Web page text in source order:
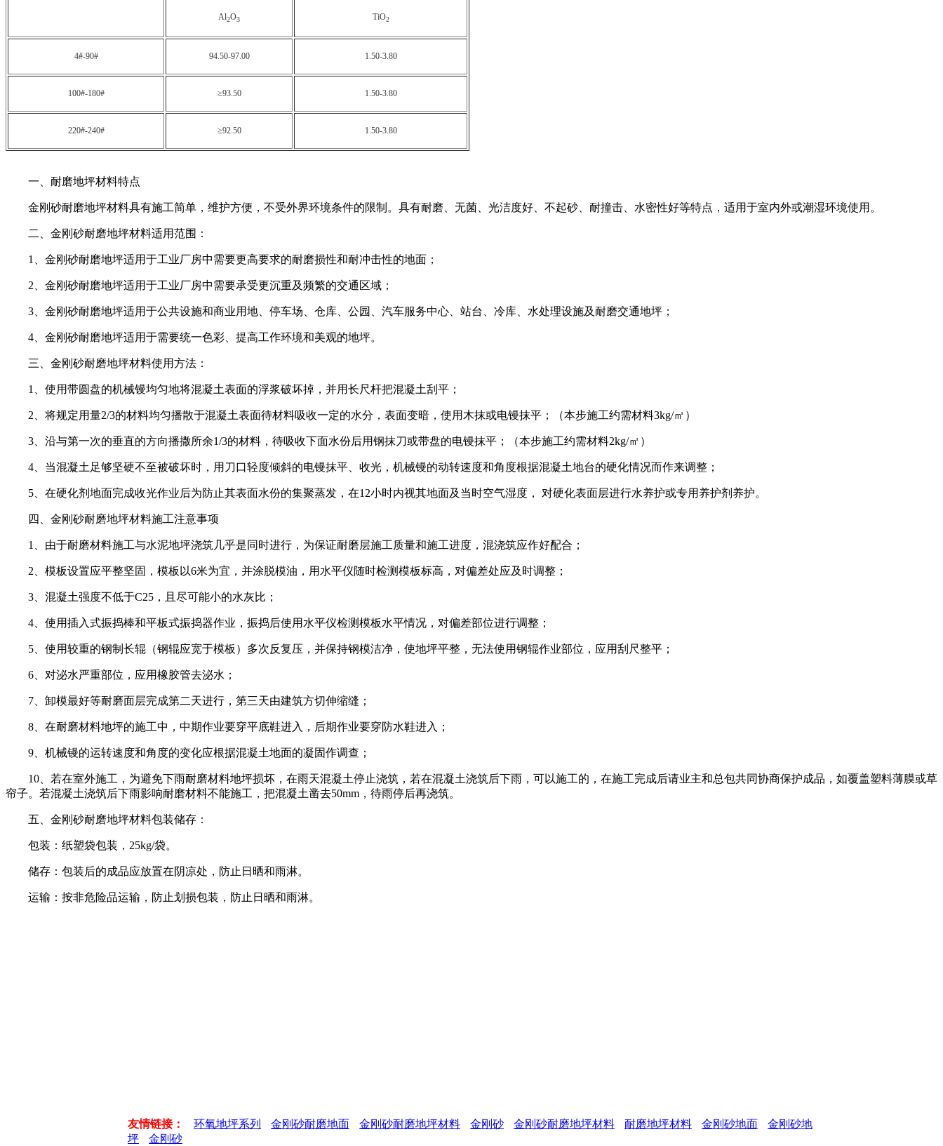
Al2O3 TiO2
4#-90# 94.50-97.00 1.50-3.80
100#-180# ≥93.50 1.50-3.80
220#-240# ≥92.50 1.50-3.80
一、耐磨地坪材料特点
金刚砂耐磨地坪材料具有施工简单，维护方便，不受外界环境条件的限制。具有耐磨、无菌、光洁度好、不起砂、耐撞击、水密性好等特点，适用于室内外或潮湿环境使用。
二、金刚砂耐磨地坪材料适用范围：
1、金刚砂耐磨地坪适用于工业厂房中需要更高要求的耐磨损性和耐冲击性的地面；
2、金刚砂耐磨地坪适用于工业厂房中需要承受更沉重及频繁的交通区域；
3、金刚砂耐磨地坪适用于公共设施和商业用地、停车场、仓库、公园、汽车服务中心、站台、冷库、水处理设施及耐磨交通地坪；
4、金刚砂耐磨地坪适用于需要统一色彩、提高工作环境和美观的地坪。
三、金刚砂耐磨地坪材料使用方法：
1、使用带圆盘的机械镘均匀地将混凝土表面的浮浆破坏掉，并用长尺杆把混凝土刮平；
2、将规定用量2/3的材料均匀播散于混凝土表面待材料吸收一定的水分，表面变暗，使用木抹或电镘抹平；（本步施工约需材料3kg/㎡）
3、沿与第一次的垂直的方向播撒所余1/3的材料，待吸收下面水份后用钢抹刀或带盘的电镘抹平；（本步施工约需材料2kg/㎡）
4、当混凝土足够坚硬不至被破坏时，用刀口轻度倾斜的电镘抹平、收光，机械镘的动转速度和角度根据混凝土地台的硬化情况而作来调整；
5、在硬化剂地面完成收光作业后为防止其表面水份的集聚蒸发，在12小时内视其地面及当时空气湿度， 对硬化表面层进行水养护或专用养护剂养护。
四、金刚砂耐磨地坪材料施工注意事项
1、由于耐磨材料施工与水泥地坪浇筑几乎是同时进行，为保证耐磨层施工质量和施工进度，混浇筑应作好配合；
2、模板设置应平整坚固，模板以6米为宜，并涂脱模油，用水平仪随时检测模板标高，对偏差处应及时调整；
3、混凝土强度不低于C25，且尽可能小的水灰比；
4、使用插入式振捣棒和平板式振捣器作业，振捣后使用水平仪检测模板水平情况，对偏差部位进行调整；
5、使用较重的钢制长辊（钢辊应宽于模板）多次反复压，并保持钢模洁净，使地坪平整，无法使用钢辊作业部位，应用刮尺整平；
6、对泌水严重部位，应用橡胶管去泌水；
7、卸模最好等耐磨面层完成第二天进行，第三天由建筑方切伸缩缝；
8、在耐磨材料地坪的施工中，中期作业要穿平底鞋进入，后期作业要穿防水鞋进入；
9、机械镘的运转速度和角度的变化应根据混凝土地面的凝固作调查；
10、若在室外施工，为避免下雨耐磨材料地坪损坏，在雨天混凝土停止浇筑，若在混凝土浇筑后下雨，可以施工的，在施工完成后请业主和总包共同协商保护成品，如覆盖塑料薄膜或草
帘子。若混凝土浇筑后下雨影响耐磨材料不能施工，把混凝土凿去50mm，待雨停后再浇筑。
五、金刚砂耐磨地坪材料包装储存：
包装：纸塑袋包装，25kg/袋。
储存：包装后的成品应放置在阴凉处，防止日晒和雨淋。
运输：按非危险品运输，防止划损包装，防止日晒和雨淋。
友情链接： 环氧地坪系列 金刚砂耐磨地面 金刚砂耐磨地坪材料 金刚砂 金刚砂耐磨地坪材料 耐磨地坪材料 金刚砂地面
金刚砂地
坪
金刚砂